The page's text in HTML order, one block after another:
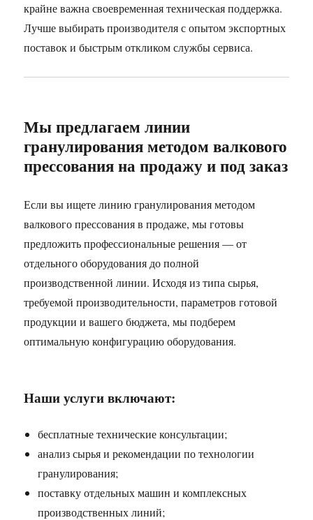
крайне важна своевременная техническая поддержка.
Лучше выбирать производителя с опытом экспортных
поставок и быстрым откликом службы сервиса.
Мы предлагаем линии
гранулирования методом валкового
прессования на продажу и под заказ
Если вы ищете линию гранулирования методом
валкового прессования в продаже, мы готовы
предложить профессиональные решения — от
отдельного оборудования до полной
производственной линии. Исходя из типа сырья,
требуемой производительности, параметров готовой
продукции и вашего бюджета, мы подберем
оптимальную конфигурацию оборудования.
Наши услуги включают:
бесплатные технические консультации;
анализ сырья и рекомендации по технологии
гранулирования;
поставку отдельных машин и комплексных
производственных линий;